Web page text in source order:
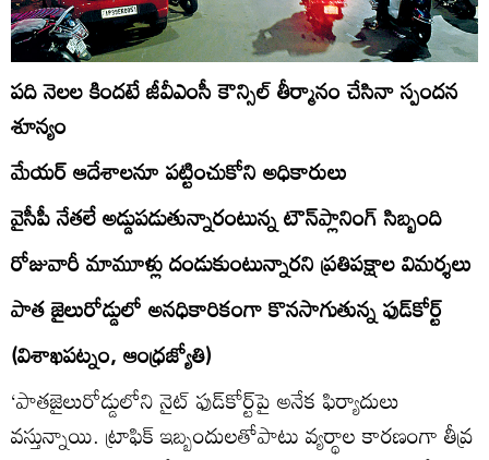
పది నెలల కిందటే జీవీఎంసీ కౌన్సిల్‌ తీర్మానం చేసినా స్పందన
శూన్యం
మేయర్‌ ఆదేశాలనూ పట్టించుకోని అధికారులు
వైసీపీ నేతలే అడ్డుపడుతున్నారంటున్న టౌన్‌ప్లానింగ్‌ సిబ్బంది
రోజువారీ మామూళ్లు దండుకుంటున్నారని ప్రతిపక్షాల విమర్శలు
పాత జైలురోడ్డులో అనధికారికంగా కొనసాగుతున్న ఫుడ్‌కోర్ట్‌
(విశాఖపట్నం, ఆంధ్రజ్యోతి)
‘పాతజైలురోడ్డులోని నైట్‌ ఫుడ్‌కోర్ట్‌పై అనేక ఫిర్యాదులు
వస్తున్నాయి. ట్రాఫిక్‌ ఇబ్బందులతోపాటు వ్యర్థాల కారణంగా తీవ్ర